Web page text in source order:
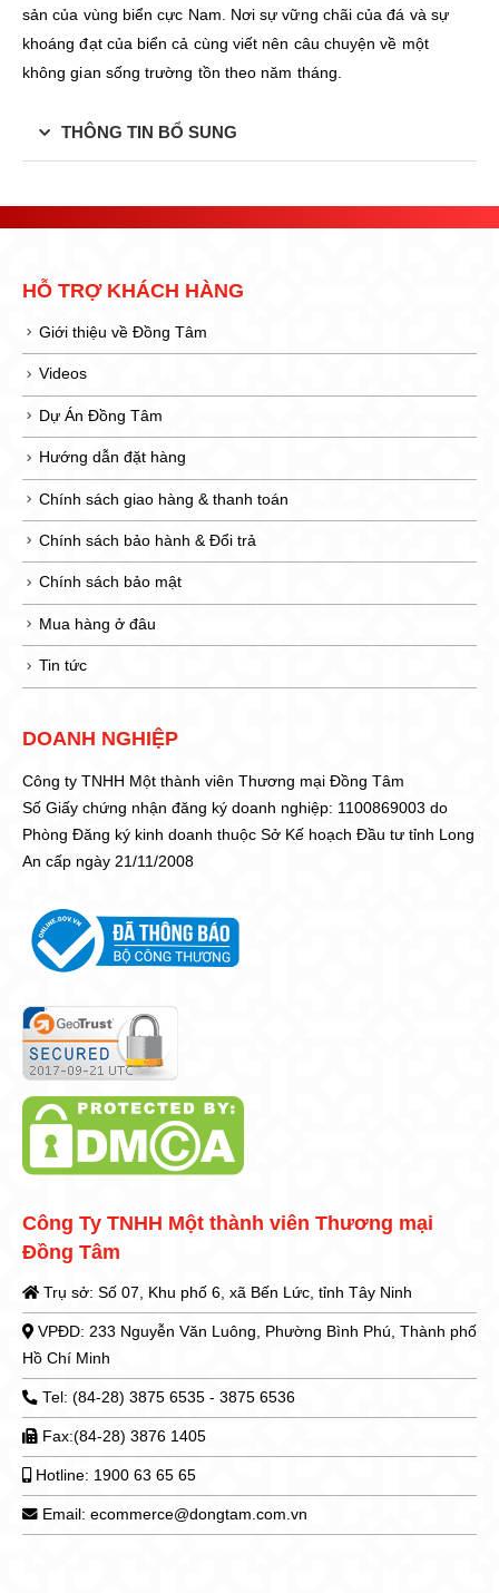
sản của vùng biển cực Nam. Nơi sự vững chãi của đá và sự
khoáng đạt của biển cả cùng viết nên câu chuyện về một
không gian sống trường tồn theo năm tháng.
THÔNG TIN BỔ SUNG
HỖ TRỢ KHÁCH HÀNG
Giới thiệu về Đồng Tâm
Videos
Dự Án Đồng Tâm
Hướng dẫn đặt hàng
Chính sách giao hàng & thanh toán
Chính sách bảo hành & Đổi trả
Chính sách bảo mật
Mua hàng ở đâu
Tin tức
DOANH NGHIỆP
Công ty TNHH Một thành viên Thương mại Đồng Tâm
Số Giấy chứng nhận đăng ký doanh nghiệp: 1100869003 do
Phòng Đăng ký kinh doanh thuộc Sở Kế hoạch Đầu tư tỉnh Long
An cấp ngày 21/11/2008
Công Ty TNHH Một thành viên Thương mại
Đồng Tâm
Trụ sở: Số 07, Khu phố 6, xã Bến Lức, tỉnh Tây Ninh
VPĐD: 233 Nguyễn Văn Luông, Phường Bình Phú, Thành phố
Hồ Chí Minh
Tel: (84-28) 3875 6535 - 3875 6536
Fax:(84-28) 3876 1405
Hotline: 1900 63 65 65
Email: ecommerce@dongtam.com.vn